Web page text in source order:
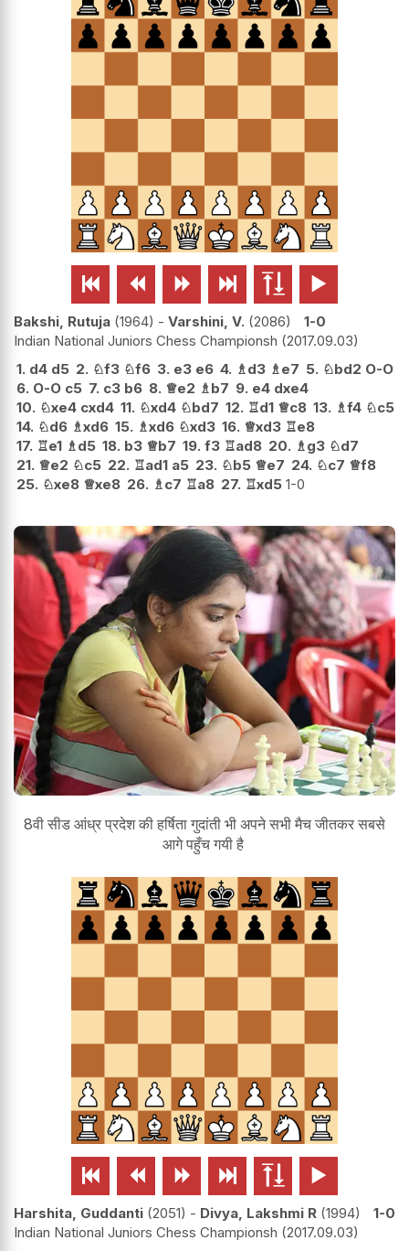
     
Bakshi, Rutuja 1964 - Varshini, V. 2086
1-0
Indian National Juniors Chess Championsh 2017.09.03
1. d4 d5 2. ♘f3 ♘f6 3. e3 e6 4. ♗d3 ♗e7 5. ♘bd2 O-O
6. O-O c5 7. c3 b6 8. ♕e2 ♗b7 9. e4 dxe4
10. ♘xe4 cxd4 11. ♘xd4 ♘bd7 12. ♖d1 ♕c8 13. ♗f4 ♘c5
14. ♘d6 ♗xd6 15. ♗xd6 ♘xd3 16. ♕xd3 ♖e8
17. ♖e1 ♗d5 18. b3 ♕b7 19. f3 ♖ad8 20. ♗g3 ♘d7
21. ♕e2 ♘c5 22. ♖ad1 a5 23. ♘b5 ♕e7 24. ♘c7 ♕f8
25. ♘xe8 ♕xe8 26. ♗c7 ♖a8 27. ♖xd5 1-0
8वी सीड आंध्र प्रदेश की हर्षिता गुदांती भी अपने सभी मैच जीतकर सबसे
आगे पहुँच गयी है
     
Harshita, Guddanti 2051 - Divya, Lakshmi R 1994
1-0
Indian National Juniors Chess Championsh 2017.09.03